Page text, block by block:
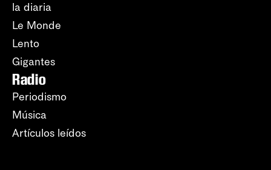
la diaria
Le Monde
Lento
Gigantes
Radio
Periodismo
Música
Artículos leídos